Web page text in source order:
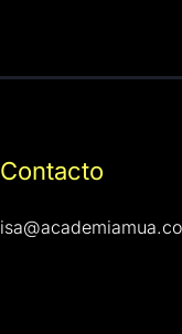
Contacto